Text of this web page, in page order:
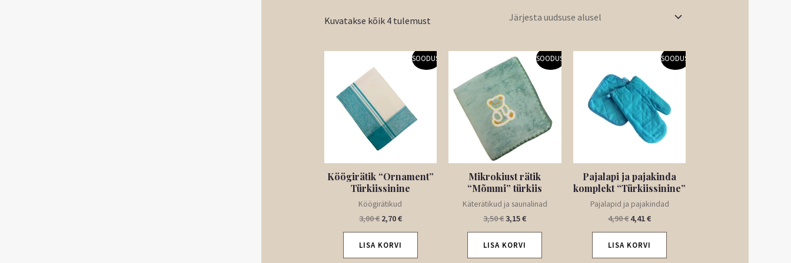
Kuvatakse kõik 4 tulemust
SOODUS!
Köögirätik “Ornament”
Türkiissinine
Köögirätikud
3,00€
oli:
3,00 €.
2,70€
Praegune
hind
LISA KORVI
SOODUS!
Mikrokiust rätik
“Mõmmi” türkiis
Käterätikud ja saunalinad
3,50€
Algne
hind
oli:
3,50 €.
3,15€
Praegune
hind
on:
3,15 €.
LISA KORVI
SOODUS!
Pajalapi ja pajakinda
komplekt “Türkiissinine”
Pajalapid ja pajakindad
4,90€
oli:
4,90 €.
4,41€
Praegune
hind
4,41 €.
LISA KORVI